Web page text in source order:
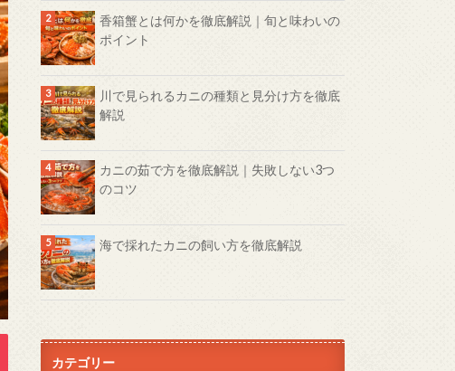
香箱蟹とは何かを徹底解説｜旬と味わいの
ポイント
川で見られるカニの種類と見分け方を徹底
解説
カニの茹で方を徹底解説｜失敗しない3つ
のコツ
海で採れたカニの飼い方を徹底解説
カテゴリー